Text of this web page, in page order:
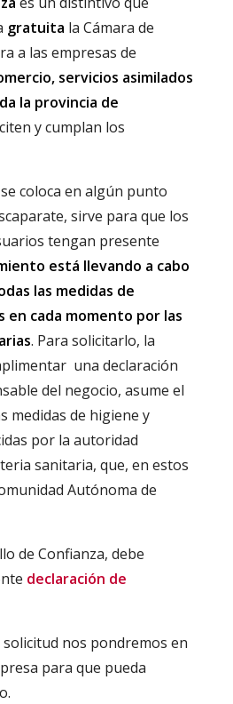
gratuita la Cámara de
a las empresas de
servicios asimilados
la provincia de
y cumplan los
coloca en algún punto
sirve para que los
tengan presente
está llevando a cabo
las medidas de
en cada momento por las
. Para solicitarlo, la
una declaración
del negocio, asume el
medidas de higiene y
por la autoridad
sanitaria, que, en estos
Autónoma de
de Confianza, debe
declaración de
solicitud nos pondremos en
para que pueda